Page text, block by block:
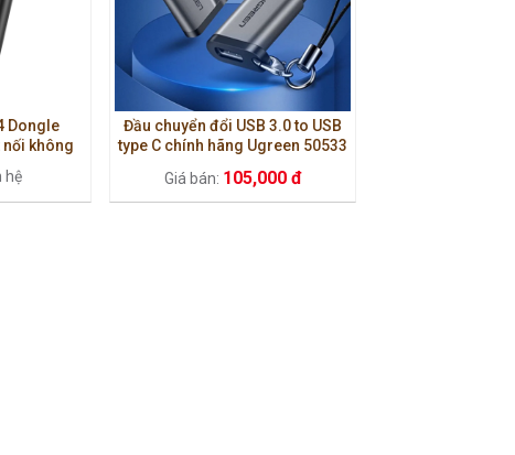
Dongle
nối không
hệ
Đầu chuyển đổi USB 3.0 to USB
type C chính hãng Ugreen 50533
Giá bán: 105,000 đ